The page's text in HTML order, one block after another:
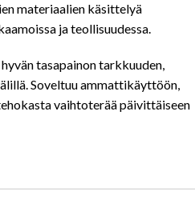
materiaalien käsittelyä
ja teollisuudessa.
tasapainon tarkkuuden,
Soveltuu ammattikäyttöön,
vaihtoterää päivittäiseen